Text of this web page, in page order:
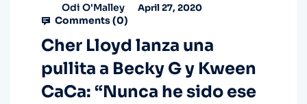
Odi O'Malley April 27, 2020
Comments (0)
Cher Lloyd lanza una
pullita a Becky G y Kween
CaCa: “Nunca he sido ese